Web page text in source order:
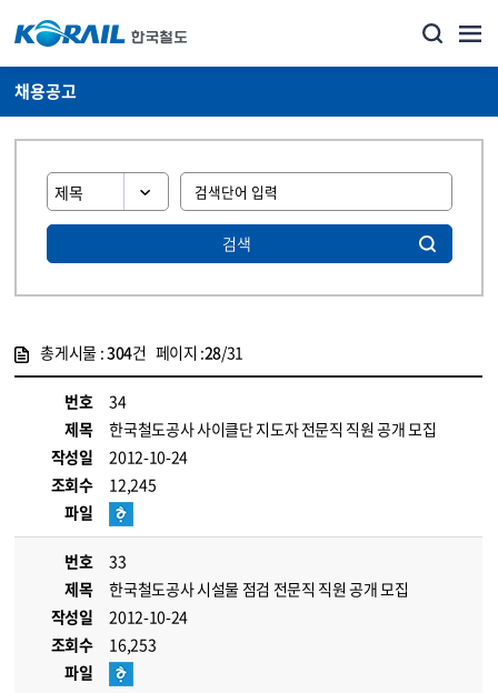
채용공고
검색
총게시물 :304건 페이지 :28/31
번호
34
제목
한국철도공사 사이클단 지도자 전문직 직원 공개 모집
작성일
2012-10-24
조회수
12,245
파일
번호
33
제목
한국철도공사 시설물 점검 전문직 직원 공개 모집
작성일
2012-10-24
조회수
16,253
파일